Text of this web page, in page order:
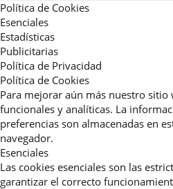
Política de Cookies
Esenciales
Estadísticas
Publicitarias
Política de Privacidad
Política de Cookies
Para mejorar aún más nuestro
funcionales y analíticas. La
preferencias son almacenadas en
navegador.
Esenciales
Las cookies esenciales son las
garantizar el correcto